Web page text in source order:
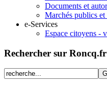
Documents et
Marchés publics et
e-Services
Espace citoyens -
Rechercher sur Roncq.fr